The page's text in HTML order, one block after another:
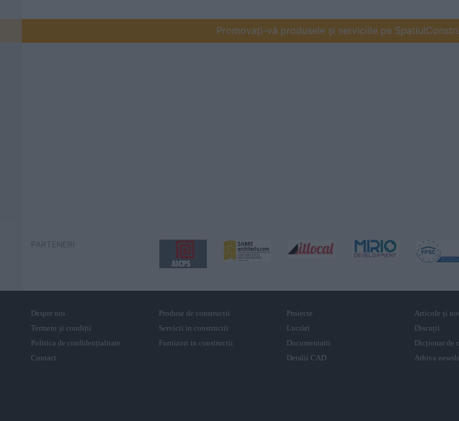
Promovați-vă produsele și serviciile pe
PARTENERI
Despre noi
Termeni și condiții
Politica de confidențialitate
Contact
Produse de constructii
Servicii in constructii
Furnizori in constructii
Proiecte
Lucrări
Documentatii
Detalii CAD
Articole și
Discuții
Dicționar de
Arhiva